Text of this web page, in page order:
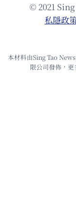
© 2021
私隱政
本材料由Sing Tao
限公司發佈，